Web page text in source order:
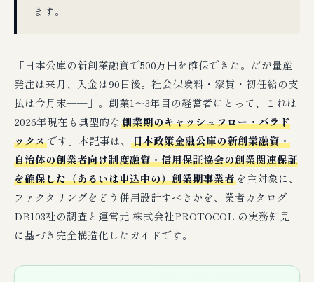
ます。
「日本公庫の新創業融資で500万円を確保できた。だが量産
発注は来月、入金は90日後。社会保険料・家賃・初任給の支
払は今月末──」。創業1〜3年目の経営者にとって、これは
2026年現在も典型的な 創業期のキャッシュフロー・パラド
ックスです。本記事は、 日本政策金融公庫の新創業融資・
自治体の創業者向け制度融資・信用保証協会の創業関連保証
を確保した（あるいは申込中の）創業期事業者を主対象に、
ファクタリングをどう併用設計すべきかを、業者カタログ
DB103社の調査と運営元 株式会社PROTOCOL の実務知見
に基づき完全構造化したガイドです。